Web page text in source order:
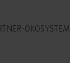
ÖKOSYSTEM